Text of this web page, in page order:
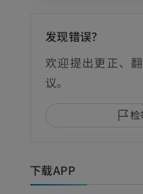
发现错误？
欢迎提出更正、
议。
检
下载APP